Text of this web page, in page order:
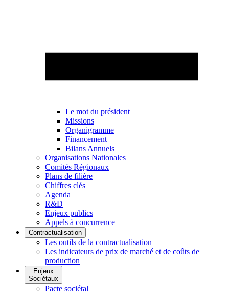
Le mot du président
Missions
Organigramme
Financement
Bilans Annuels
Organisations Nationales
Comités Régionaux
Plans de filière
Chiffres clés
Agenda
R&D
Enjeux publics
Appels à concurrence
Contractualisation
Les outils de la contractualisation
Les indicateurs de prix de marché et de coûts de
production
Enjeux
Sociétaux
Pacte sociétal